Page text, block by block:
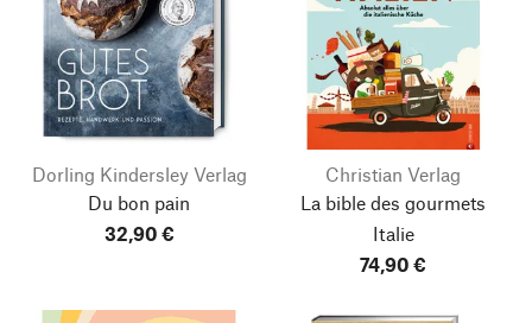
Dorling Kindersley Verlag
Du bon pain
32,90 €
Christian Verlag
La bible des gourmets
Italie
74,90 €